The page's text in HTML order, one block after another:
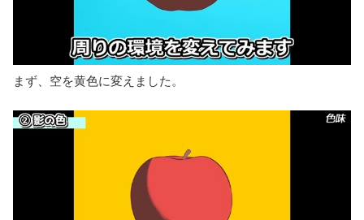
まず、空を黄色に変えました。